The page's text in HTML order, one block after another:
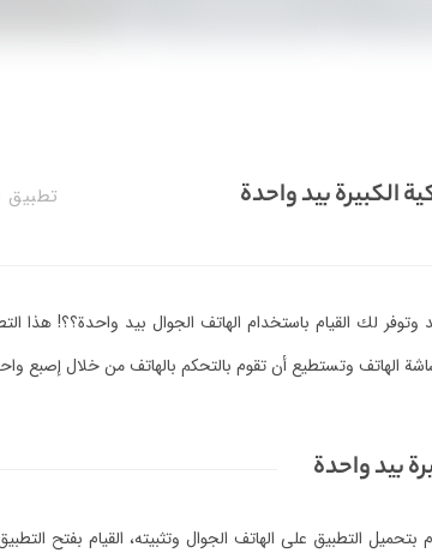
الكبيرة بيد واحدة تطبيق
لك القيام باستخدام الهاتف الجوال بيد واحدة؟؟! هذا
الهاتف وتستطيع أن تقوم بالتحكم بالهاتف من خلال إصبع
بيد واحدة
التطبيق على الهاتف الجوال وتثبيته، القيام بفتح